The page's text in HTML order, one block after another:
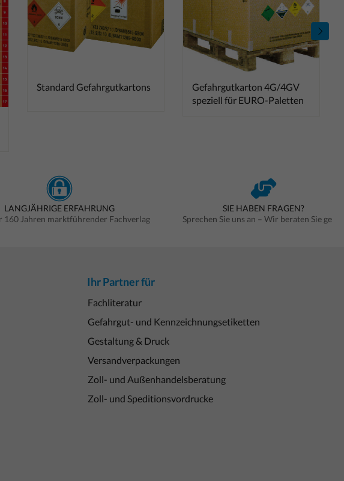
Standard Gefahrgutkartons
Gefahrgutkarton 4G/4GV
speziell für EURO-Paletten
LANGJÄHRIGE ERFAHRUNG
160 Jahren marktführender Fachverlag
SIE HABEN FRAGEN?
Sprechen Sie uns an – Wir beraten Sie gerne
Ihr Partner für
Fachliteratur
Gefahrgut- und Kennzeichnungsetiketten
Gestaltung & Druck
Versandverpackungen
Zoll- und Außenhandelsberatung
Zoll- und Speditionsvordrucke